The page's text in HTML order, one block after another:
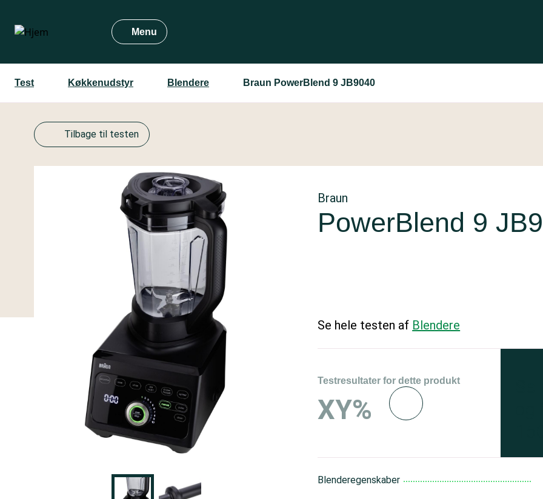
hovedindhold
Menu
Test Køkkenudstyr Blendere Braun PowerBlend 9 JB9040
Tilbage til testen
Braun
PowerBlend 9
Se hele testen af Blendere
Testresultater for dette produkt
XY%
Blenderegenskaber